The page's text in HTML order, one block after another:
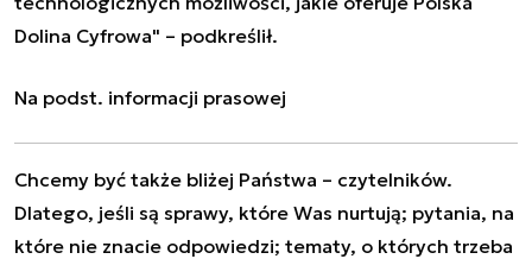
Dolina Cyfrowa" – podkreślił.
Na podst. informacji prasowej
Chcemy być także bliżej Państwa – czytelników.
Dlatego, jeśli są sprawy, które Was nurtują; pytania, na
które nie znacie odpowiedzi; tematy, o których trzeba